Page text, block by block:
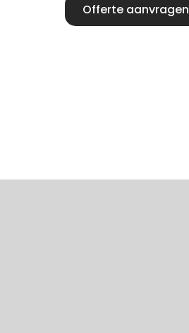
Offerte aanvragen